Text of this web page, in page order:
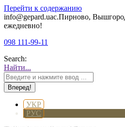
Перейти к содержанию
info@gepard.uaс.Пирново,
ежедневно!
098 111-99-11
Search:
Найти...
УКР
РУС